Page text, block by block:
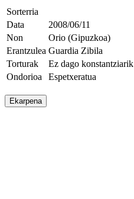
Sorterria
Data
2008/06/11
Non
Orio (Gipuzkoa)
Erantzulea Guardia Zibila
Torturak
Ez dago konstantziarik
Ondorioa
Espetxeratua